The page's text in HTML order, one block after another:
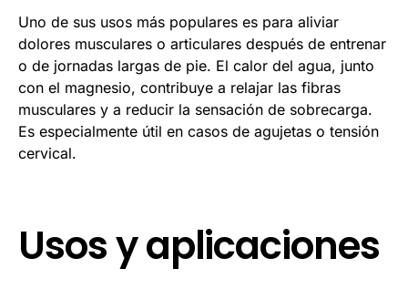
Uno de sus usos más populares es para aliviar
dolores musculares o articulares después de entrenar
o de jornadas largas de pie. El calor del agua, junto
con el magnesio, contribuye a relajar las fibras
musculares y a reducir la sensación de sobrecarga.
Es especialmente útil en casos de agujetas o tensión
cervical.
Usos y aplicaciones